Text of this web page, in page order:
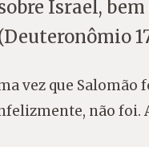
Israel, bem
vez que Salomão
não foi.